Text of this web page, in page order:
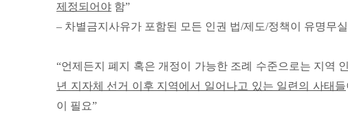
제정되어야 함”
– 차별금지사유가 포함된 모든 인권 법/제도/정책이 유명무
“언제든지 폐지 혹은 개정이 가능한 조례 수준으로는 지역
년 지자체 선거 이후 지역에서 일어나고 있는 일련의 사태들
이 필요”